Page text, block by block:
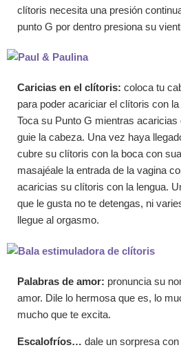
clítoris necesita una presión
punto G por dentro presiona su
Caricias en el clítoris: coloca tu
para poder acariciar el clítoris con
Toca su Punto G mientras
guie la cabeza. Una vez haya
cubre su clítoris con la boca con
masajéale la entrada de la vagina
acaricias su clítoris con la lengua.
que le gusta no te detengas, ni
llegue al orgasmo.
Palabras de amor: pronuncia su
amor. Dile lo hermosa que es, lo
mucho que te excita.
Escalofríos… dale un sorpresa